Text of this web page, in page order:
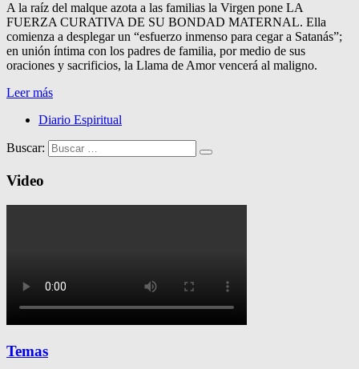
A la raíz del malque azota a las familias la Virgen pone LA
FUERZA CURATIVA DE SU BONDAD MATERNAL. Ella
comienza a desplegar un “esfuerzo inmenso para cegar a Satanás”;
en unión íntima con los padres de familia, por medio de sus
oraciones y sacrificios, la Llama de Amor vencerá al maligno.
Leer más
Diario Espiritual
Buscar:
Video
Temas